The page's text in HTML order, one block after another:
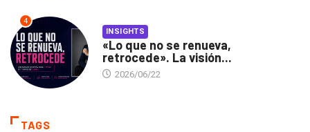
4
INSIGHTS
«Lo que no se renueva,
retrocede». La visión...
2026/06/22
TAGS